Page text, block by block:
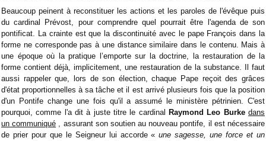
Beaucoup peinent à reconstituer les actions et les paroles de l'évêque puis
du cardinal Prévost, pour comprendre quel pourrait être l'agenda de son
pontificat. La crainte est que la discontinuité avec le pape François dans la
forme ne corresponde pas à une distance similaire dans le contenu. Mais à
une époque où la pratique l’emporte sur la doctrine, la restauration de la
forme contient déjà, implicitement, une restauration de la substance. Il faut
aussi rappeler que, lors de son élection, chaque Pape reçoit des grâces
d'état proportionnelles à sa tâche et il est arrivé plusieurs fois que la position
d'un Pontife change une fois qu'il a assumé le ministère pétrinien. C'est
pourquoi, comme l'a dit à juste titre le cardinal Raymond Leo Burke dans
un communiqué , assurant son soutien au nouveau pontife, il est nécessaire
de prier pour que le Seigneur lui accorde «une sagesse, une force et un